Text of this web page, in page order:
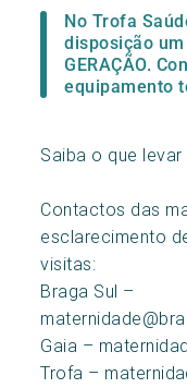
No Trofa
disposição um
GERAÇÃO.
equipamento
Saiba o que
Contactos das
esclarecimento
visitas:
Braga Sul –
Gaia –
Trofa –